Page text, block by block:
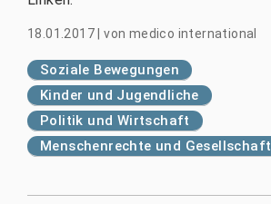
18.01.2017 |von medico international
Soziale Bewegungen
Kinder und Jugendliche
Politik und Wirtschaft
Menschenrechte und Gesellschaft